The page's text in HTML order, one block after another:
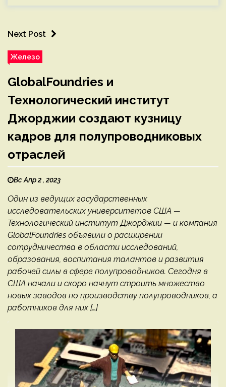
Next Post
Железо
GlobalFoundries и
Технологический институт
Джорджии создают кузницу
кадров для полупроводниковых
отраслей
Вс Апр 2 , 2023
Один из ведущих государственных
исследовательских университетов США —
Технологический институт Джорджии — и компания
GlobalFoundries объявили о расширении
сотрудничества в области исследований,
образования, воспитания талантов и развития
рабочей силы в сфере полупроводников. Сегодня в
США начали и скоро начнут строить множество
новых заводов по производству полупроводников, а
работников для них […]